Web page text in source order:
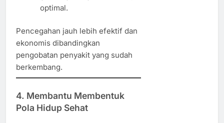
optimal.
Pencegahan jauh lebih efektif dan
ekonomis dibandingkan
pengobatan penyakit yang sudah
berkembang.
4. Membantu Membentuk
Pola Hidup Sehat